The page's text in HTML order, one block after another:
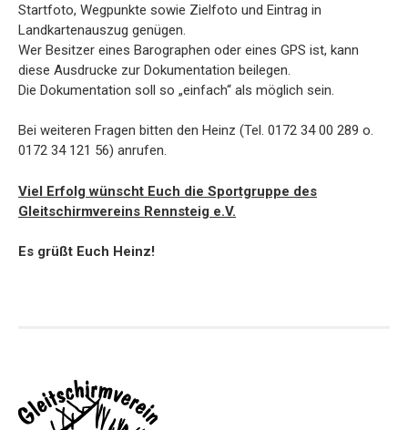
Startfoto, Wegpunkte sowie Zielfoto und Eintrag in
Landkartenauszug genügen.
Wer Besitzer eines Barographen oder eines GPS ist, kann
diese Ausdrucke zur Dokumentation beilegen.
Die Dokumentation soll so „einfach“ als möglich sein.
Bei weiteren Fragen bitten den Heinz (Tel. 0172 34 00 289 o.
0172 34 121 56) anrufen.
Viel Erfolg wünscht Euch die Sportgruppe des
Gleitschirmvereins Rennsteig e.V.
Es grüßt Euch Heinz!